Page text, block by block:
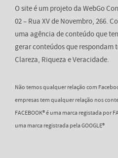
O site é um projeto da WebGo
02 – Rua XV de Novembro, 266.
uma agência de conteúdo que
gerar conteúdos que respondam
Clareza, Riqueza e Veracidade.
Não temos qualquer relação com
empresas tem qualquer relação nos
FACEBOOK® é uma marca registada por
uma marca registrada pela GOOGLE®